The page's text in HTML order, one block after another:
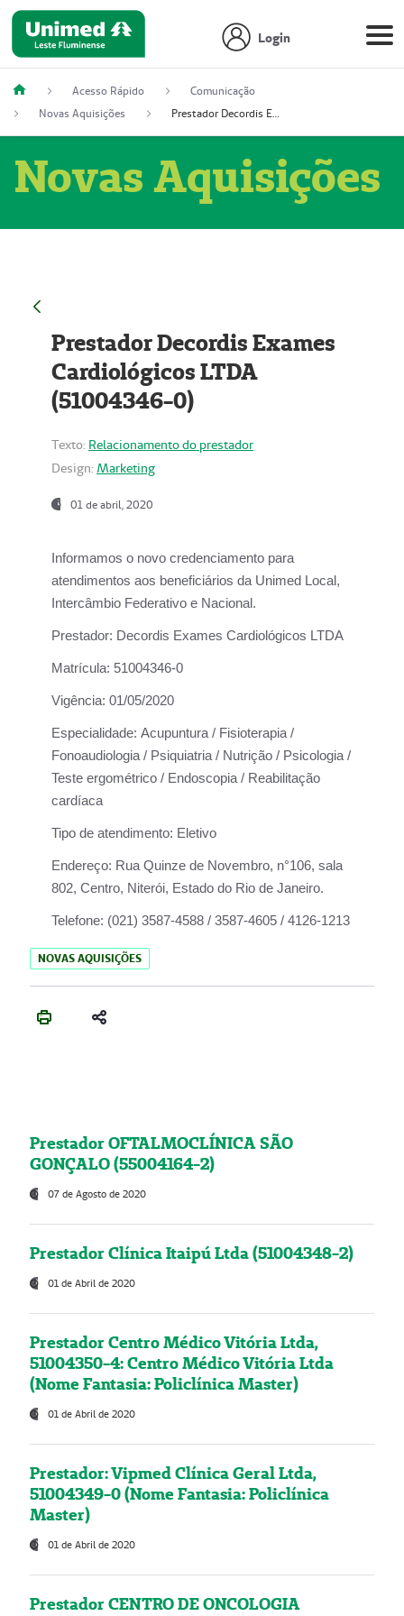
Login
Acesso Rápido
Comunicação
Novas Aquisições
Prestador Decordis Exames Cardiológicos LTDA (51004346-0)
Novas Aquisições
Prestador Decordis Exames
Cardiológicos LTDA
(51004346-0)
Texto: Relacionamento do prestador
Design: Marketing
01 de abril, 2020
Informamos o novo credenciamento para
atendimentos aos beneficiários da Unimed Local,
Intercâmbio Federativo e Nacional.
Prestador: Decordis Exames Cardiológicos LTDA
Matrícula: 51004346-0
Vigência: 01/05/2020
Especialidade: Acupuntura / Fisioterapia /
Fonoaudiologia / Psiquiatria / Nutrição / Psicologia /
Teste ergométrico / Endoscopia / Reabilitação
cardíaca
Tipo de atendimento: Eletivo
Endereço: Rua Quinze de Novembro, n°106, sala
802, Centro, Niterói, Estado do Rio de Janeiro.
Telefone: (021) 3587-4588 / 3587-4605 / 4126-1213
NOVAS AQUISIÇÕES
Prestador OFTALMOCLÍNICA SÃO
GONÇALO (55004164-2)
07 de Agosto de 2020
Prestador Clínica Itaipú Ltda (51004348-2)
01 de Abril de 2020
Prestador Centro Médico Vitória Ltda,
51004350-4: Centro Médico Vitória Ltda
(Nome Fantasia: Policlínica Master)
01 de Abril de 2020
Prestador: Vipmed Clínica Geral Ltda,
51004349-0 (Nome Fantasia: Policlínica
Master)
01 de Abril de 2020
Prestador CENTRO DE ONCOLOGIA